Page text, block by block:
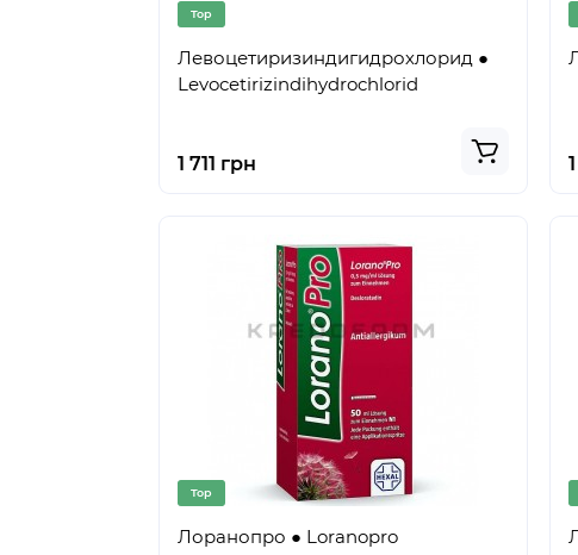
Top
Левоцетиризиндигидрохлорид ●
Levocetirizindihydrochlorid
1 711 грн
Top
Лоранопро ● Loranopro